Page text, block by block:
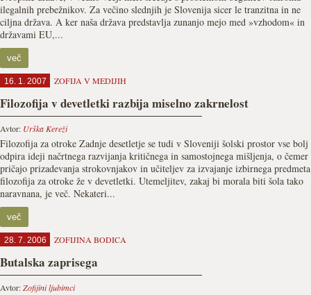
ilegalnih prebežnikov. Za večino slednjih je Slovenija sicer le tranzitna in ne
ciljna država. A ker naša država predstavlja zunanjo mejo med »vzhodom« in
državami EU,...
več
16. 1. 2007 ZOFIJA V MEDIJIH
Filozofija v devetletki razbija miselno zakrnelost
Avtor: Urška Kereži
Filozofija za otroke Zadnje desetletje se tudi v Sloveniji šolski prostor vse bolj
odpira ideji načrtnega razvijanja kritičnega in samostojnega mišljenja, o čemer
pričajo prizadevanja strokovnjakov in učiteljev za izvajanje izbirnega predmeta
filozofija za otroke že v devetletki. Utemeljitev, zakaj bi morala biti šola tako
naravnana, je več. Nekateri...
več
28. 7. 2006 ZOFIJINA BODICA
Butalska zaprisega
Avtor:Zofijini ljubimci